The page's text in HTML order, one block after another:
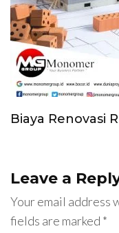
Biaya Renovasi
Leave a
Your email address
fields are marked *